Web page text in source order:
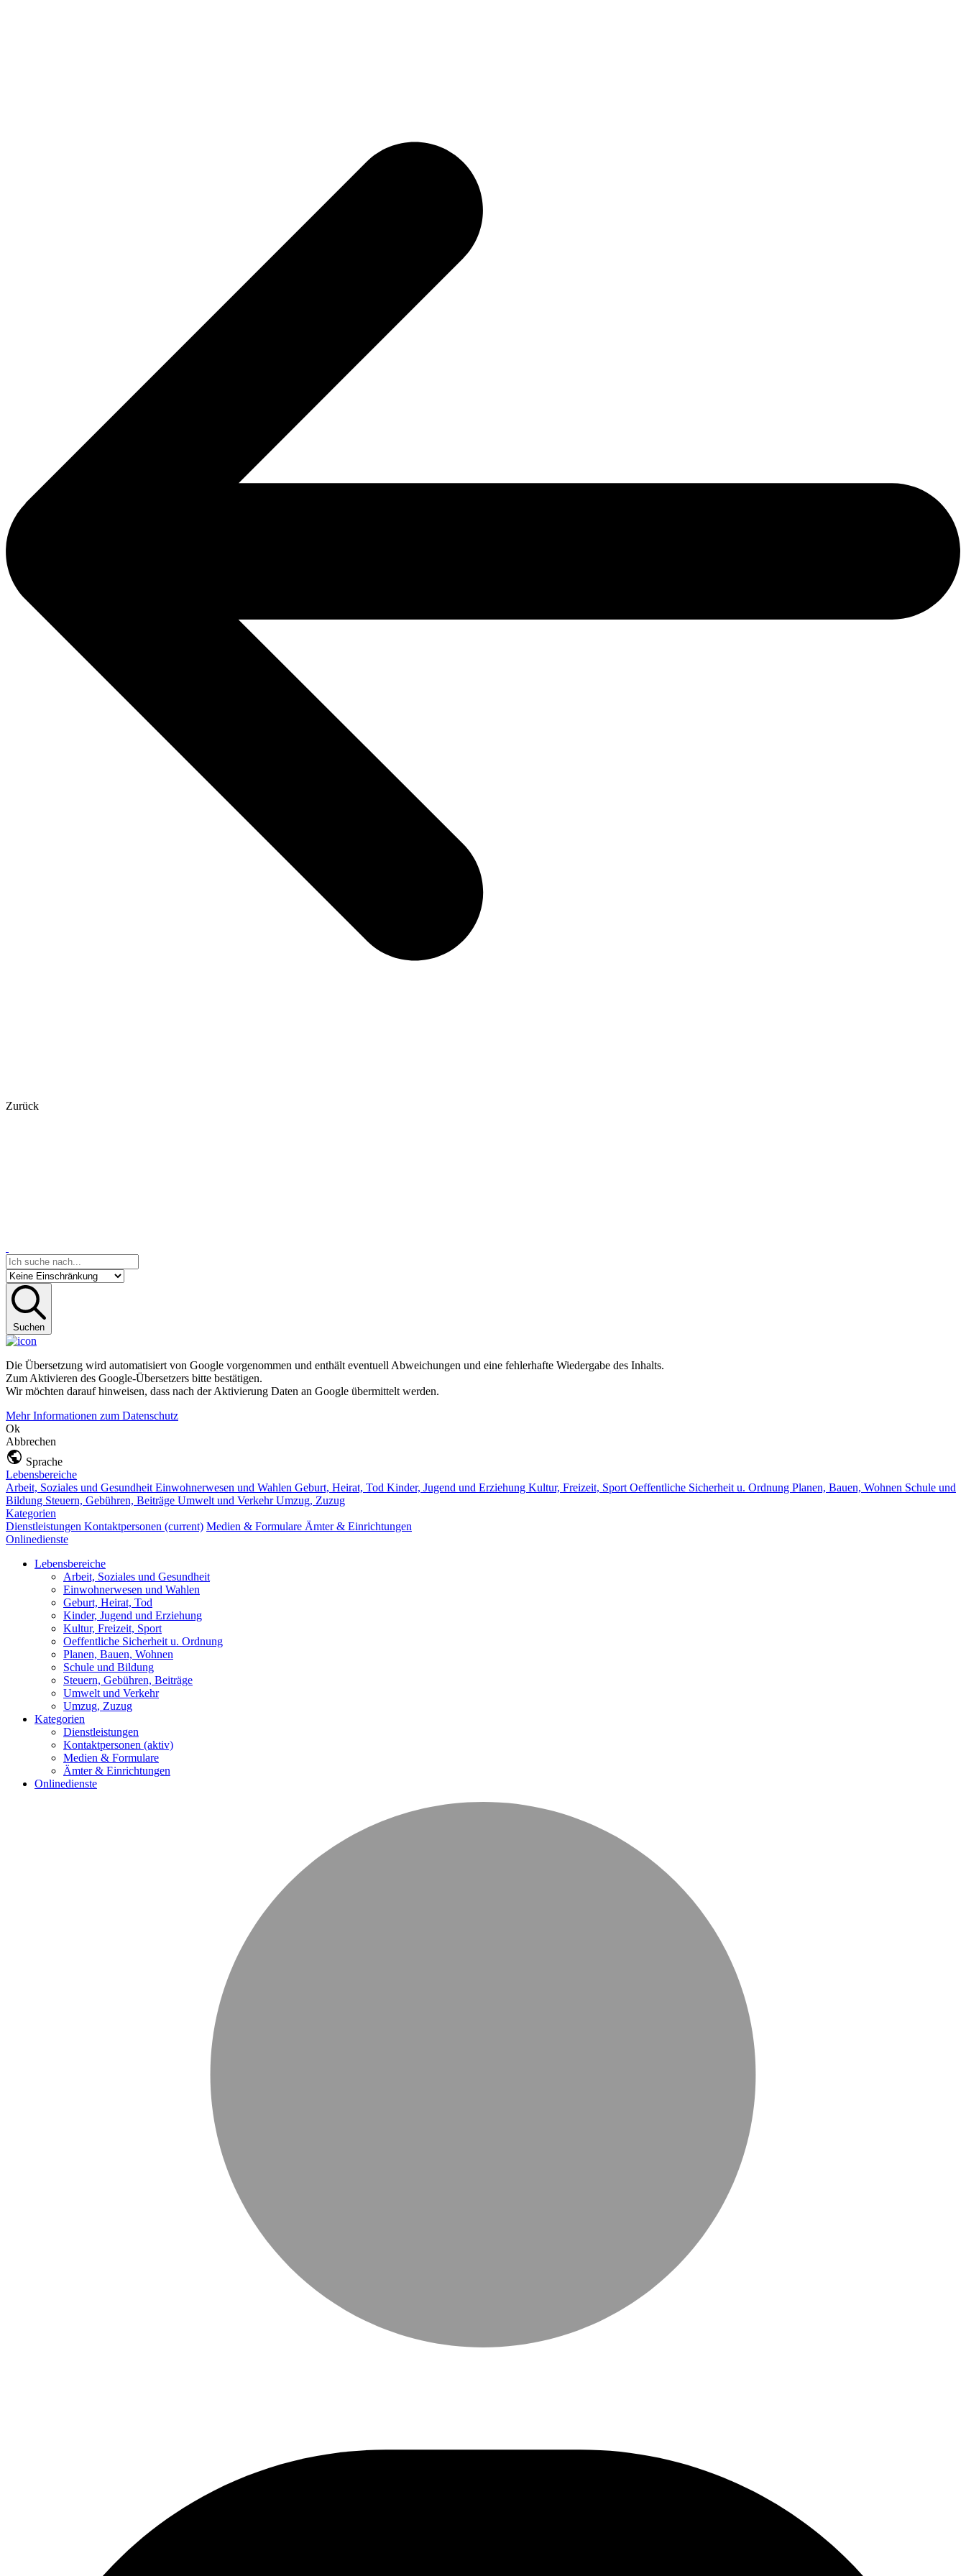
Zurück
Suchen
Die Übersetzung wird automatisiert von Google vorgenommen und enthält eventuell Abweichungen und eine fehlerhafte Wiedergabe des Inhalts.
Zum Aktivieren des Google-Übersetzers bitte bestätigen.
Wir möchten darauf hinweisen, dass nach der Aktivierung Daten an Google übermittelt werden.
Mehr Informationen zum Datenschutz
Ok
Abbrechen
Sprache
Lebensbereiche
Arbeit, Soziales und Gesundheit Einwohnerwesen und Wahlen Geburt, Heirat, Tod Kinder, Jugend und Erziehung Kultur, Freizeit, Sport Oeffentliche Sicherheit u. Ordnung Planen, Bauen, Wohnen Schule und
Bildung Steuern, Gebühren, Beiträge Umwelt und VerkehrUmzug, Zuzug
Kategorien
Dienstleistungen Kontaktpersonen (current) Medien & Formulare Ämter & Einrichtungen
Onlinedienste
Lebensbereiche
Arbeit, Soziales und Gesundheit
Einwohnerwesen und Wahlen
Geburt, Heirat, Tod
Kinder, Jugend und Erziehung
Kultur, Freizeit, Sport
Oeffentliche Sicherheit u. Ordnung
Planen, Bauen, Wohnen
Schule und Bildung
Steuern, Gebühren, Beiträge
Umwelt und Verkehr
Umzug, Zuzug
Kategorien
Dienstleistungen
Kontaktpersonen (aktiv)
Medien & Formulare
Ämter & Einrichtungen
Onlinedienste